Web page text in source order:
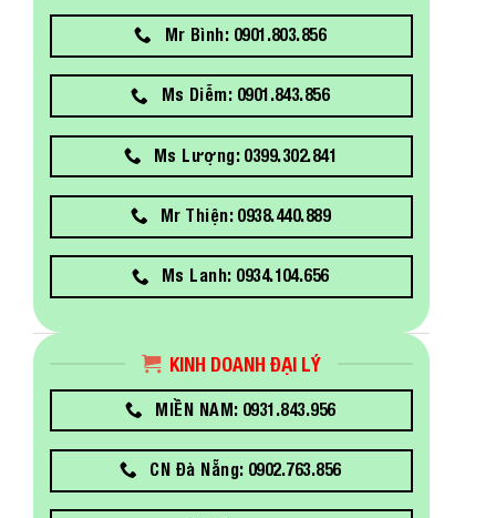
Mr Bình: 0901.803.856
Ms Diễm: 0901.843.856
Ms Lượng: 0399.302.841
Mr Thiện: 0938.440.889
Ms Lanh: 0934.104.656
KINH DOANH ĐẠI LÝ
MIỀN NAM: 0931.843.956
CN Đà Nẵng: 0902.763.856